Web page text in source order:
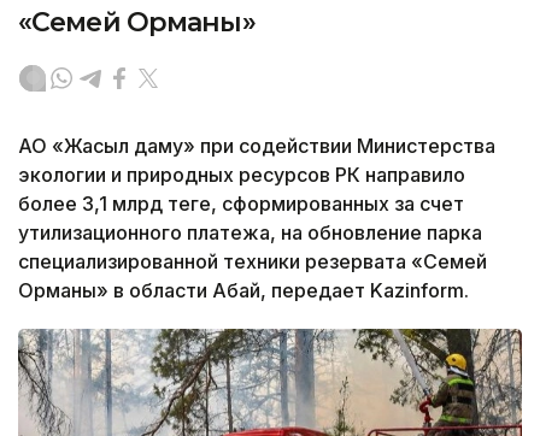
«Семей Орманы»
АО «Жасыл даму» при содействии Министерства
экологии и природных ресурсов РК направило
более 3,1 млрд теңге, сформированных за счет
утилизационного платежа, на обновление парка
специализированной техники резервата «Семей
Орманы» в области Абай, передает Kazinform.